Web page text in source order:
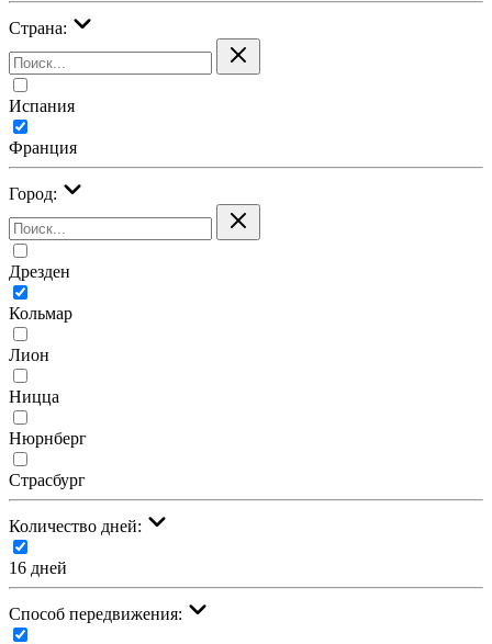
Страна:
Испания
Франция
Город:
Дрезден
Кольмар
Лион
Ницца
Нюрнберг
Страсбург
Количество дней:
16 дней
Cпособ передвижения: